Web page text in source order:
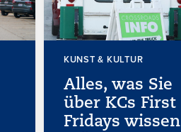
KUNST & KULTUR
Alles, was Sie
über KCs First
Fridays wissen